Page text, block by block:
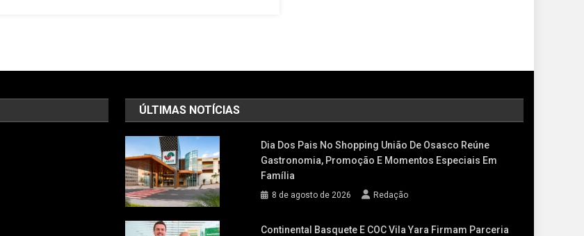
ÚLTIMAS NOTÍCIAS
Dia Dos Pais No Shopping União De Osasco Reúne
Gastronomia, Promoção E Momentos Especiais Em
Família
8 de agosto de 2026 Redação
Continental Basquete E COC Vila Yara Firmam Parceria